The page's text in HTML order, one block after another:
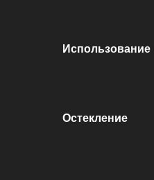
Использование
Остекление